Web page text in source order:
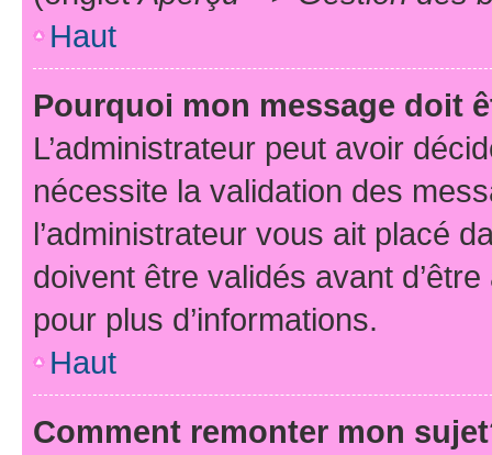
Haut
Pourquoi mon message doit
L’administrateur peut avoir
nécessite la validation des
l’administrateur vous ait placé
doivent être validés avant
pour plus d’informations.
Haut
Comment remonter mon